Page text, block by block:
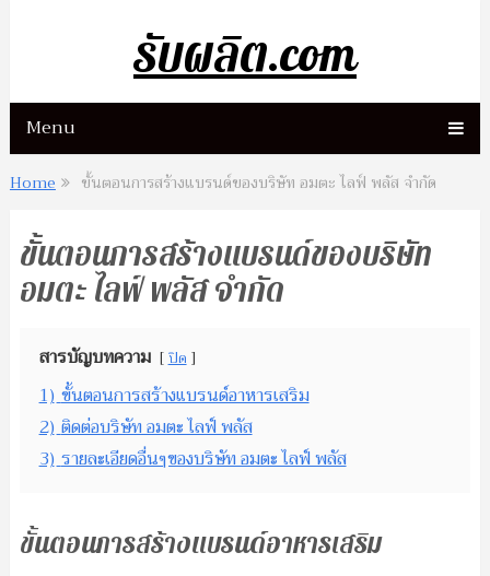
รับผลิต.com
Menu
Home ขั้นตอนการสร้างแบรนด์ของบริษัท อมตะ ไลฟ์ พลัส จำกัด
ขั้นตอนการสร้างแบรนด์ของบริษัท
อมตะ ไลฟ์ พลัส จำกัด
สารบัญบทความ ปิด
1) ขั้นตอนการสร้างแบรนด์อาหารเสริม
2) ติดต่อบริษัท อมตะ ไลฟ์ พลัส
3) รายละเอียดอื่นๆของบริษัท อมตะ ไลฟ์ พลัส
ขั้นตอนการสร้างแบรนด์อาหารเสริม